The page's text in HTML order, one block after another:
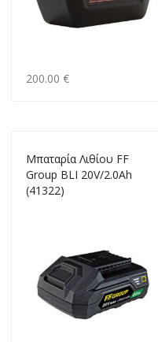
200.00 €
Μπαταρία Λιθίου FF
Group ΒLΙ 20V/2.0Ah
(41322)